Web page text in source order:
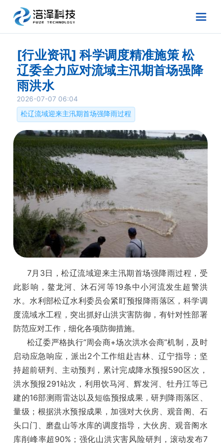
[行业资讯] 科学调度精准施策 松
辽委全力应对流域主汛期首场强降
雨洪水
2026-07-07 06:04
松辽流域迎来主汛期首场强降雨过程
7月3日，松辽流域迎来主汛期首场强降雨过程，受
此影响，鳌龙河、沐石河等19条中小河流发生超警洪
水。水利部松辽水利委员会紧盯预报降雨落区，科学调
度流域水工程，突出抓好山洪灾害防御，有针对性部署
防范应对工作，细化各项防御措施。
松辽委严格执行“周会商+场次洪水会商”机制，及时
启动应急响应，派出2个工作组赴吉林、辽宁指导；坚
持超前研判、主动预判，累计完成降水预报590区次，
洪水预报291站次，利用饮马河、辉发河、牡丹江等已
建的16部测雨雷达以及短临预报成果，研判降雨落区、
量级；根据洪水预报成果，加强对大伙房、观音阁、石
头口门、磨盘山等水库的调度指导，大伙房、观音阁水
库削峰率超90%；强化山洪灾害风险研判，滚动发布7